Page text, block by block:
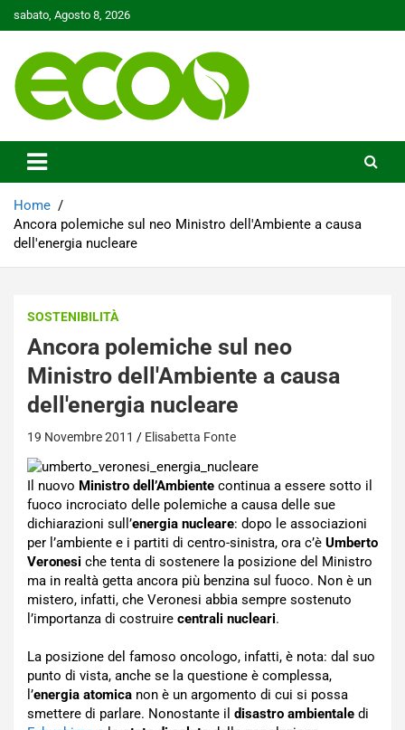
to
sabato, Agosto 8, 2026
Ecoo.it
Home
Ancora polemiche sul neo Ministro dell'Ambiente a causa
dell'energia nucleare
SOSTENIBILITÀ
Ancora polemiche sul neo
Ministro dell'Ambiente a causa
dell'energia nucleare
19 Novembre 2011 Elisabetta Fonte
Il nuovo Ministro dell’Ambiente continua a essere sotto il
fuoco incrociato delle polemiche a causa delle sue
dichiarazioni sull’energia nucleare: dopo le associazioni
per l’ambiente e i partiti di centro-sinistra, ora c’è Umberto
Veronesi che tenta di sostenere la posizione del Ministro
ma in realtà getta ancora più benzina sul fuoco. Non è un
mistero, infatti, che Veronesi abbia sempre sostenuto
l’importanza di costruire centrali nucleari.
La posizione del famoso oncologo, infatti, è nota: dal suo
punto di vista, anche se la questione è complessa,
l’energia atomica non è un argomento di cui si possa
smettere di parlare. Nonostante il disastro ambientale di